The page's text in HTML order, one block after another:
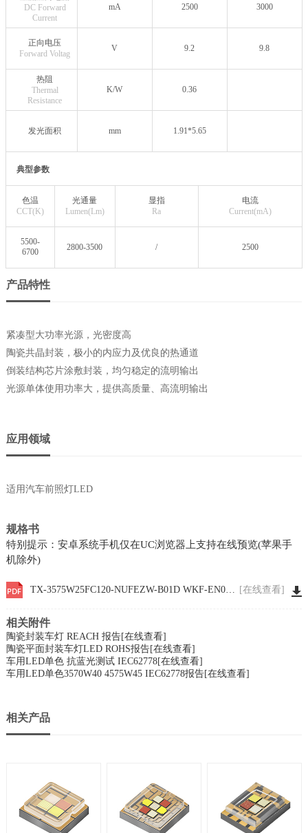
DC Forward
Current
mA 2500 3000
正向电压
Forward Voltag
V 9.2 9.8
热阻
Thermal
Resistance
K/W 0.36
发光面积 mm 1.91*5.65
典型参数
色温
CCT(K)
光通量
Lumen(Lm)
显指
Ra
电流
Current(mA)
5500-
6700
2800-3500 / 2500
产品特性
紧凑型大功率光源，光密度高
陶瓷共晶封装，极小的内应力及优良的热通道
倒装结构芯片涂敷封装，均匀稳定的流明输出
光源单体使用功率大，提供高质量、高流明输出
应用领域
适用汽车前照灯LED
规格书
特别提示：安卓系统手机仅在UC浏览器上支持在线预览(苹果手
机除外)
TX-3575W25FC120-NUFEZW-B01D WKF-EN0001 [在线查看]
相关附件
陶瓷封装车灯 REACH 报告[在线查看]
陶瓷平面封装车灯LED ROHS报告[在线查看]
车用LED单色 抗蓝光测试 IEC62778[在线查看]
车用LED单色3570W40 4575W45 IEC62778报告[在线查看]
相关产品